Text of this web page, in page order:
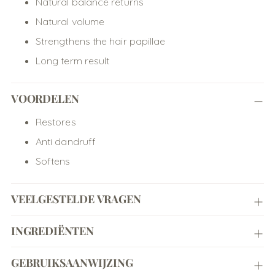
Natural volume
Strengthens the hair papillae
Long term result
VOORDELEN
Restores
Anti dandruff
Softens
VEELGESTELDE VRAGEN
INGREDIËNTEN
GEBRUIKSAANWIJZING